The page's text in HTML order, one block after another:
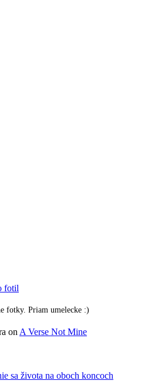
fotil
fotky. Priam umelecke :)
on A Verse Not Mine
sa života na oboch koncoch